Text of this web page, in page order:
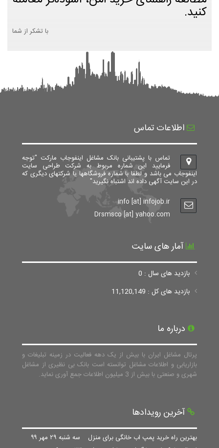
کنید.
با تشکر از شما
اطلاعات تماس
تماس با پشتیبانی بانک مشاغل اینفوجاب مارکت "توجه
فرمایید این شماره مربوط به شرکت طراحی سایت
اینفوجاب می باشد و لطفا با شماره فروشگاهها یا شرکتهای دیگری که
در این سایت آگهی داده اند اشتباه نگیرید"
info [at] infojob.ir
Drsmsco [at] yahoo.com
آمار های سایت
بازدید های سال : 0
بازدید های کل : 11,120,149
درباره ما
پرتال مشاغل ایران با بیش از یک دهه فعالیت در زمینه تبلیغات و
بازاریابی و اطلاعات مشاغل توانسته است بانک بی نظیری از مشاغل
شهری و صنعتی با بیش از 3 میلیون اطلاعات جمع آوری نماید.
آخرین رویدادها
بهترین راه خرید پمپ اب خانگی برای منزل سه شنبه ۲۹ مهر ۹۹